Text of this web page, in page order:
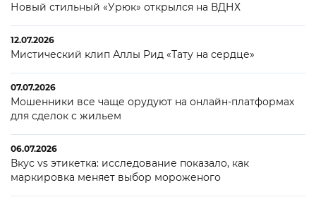
Новый стильный «Урюк» открылся на ВДНХ
12.07.2026
Мистический клип Аллы Рид «Тату на сердце»
07.07.2026
Мошенники все чаще орудуют на онлайн-платформах
для сделок с жильем
06.07.2026
Вкус vs этикетка: исследование показало, как
маркировка меняет выбор мороженого